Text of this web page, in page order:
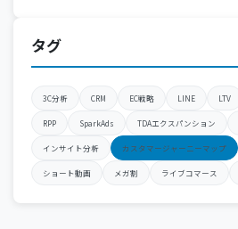
タグ
3C分析 CRM EC戦略 LINE LTV
RPP SparkAds TDAエクスパンション
インサイト分析 カスタマージャーニーマップ
ショート動画 メガ割 ライブコマース